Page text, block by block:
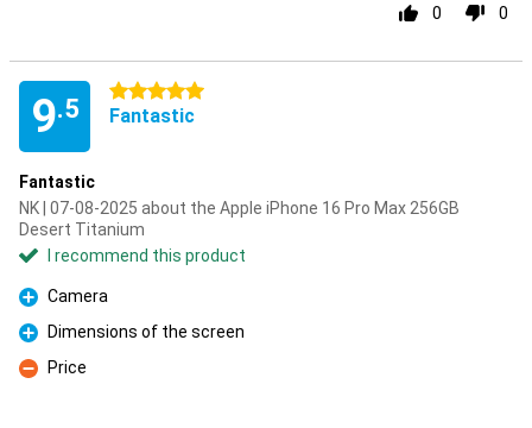
0 0
9.5
5 stars
Fantastic
Fantastic
NK | 07-08-2025 about the Apple iPhone 16 Pro Max 256GB
Desert Titanium
I recommend this product
Pro
Camera
Pro
Dimensions of the screen
Con
Price